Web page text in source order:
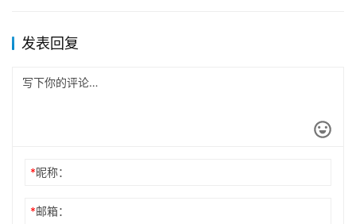
发表回复
*昵称：
*邮箱：